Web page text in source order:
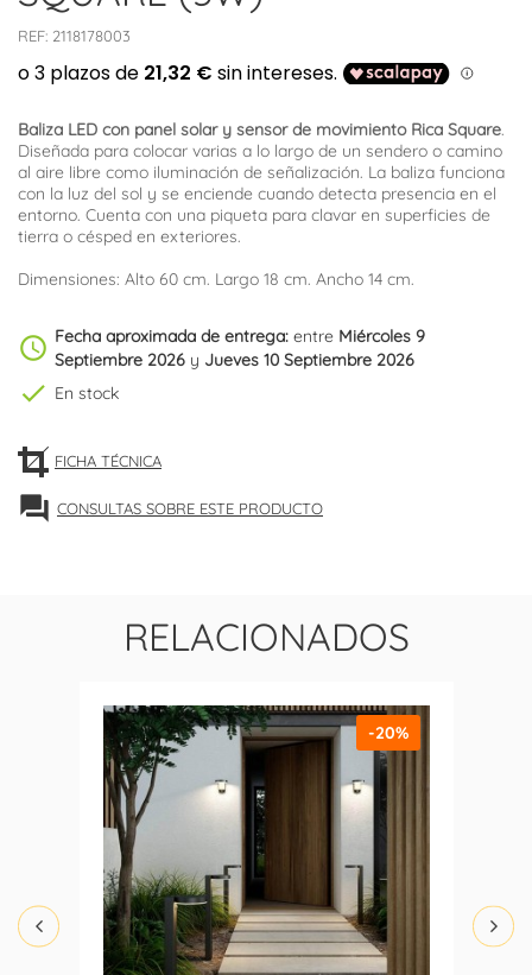
REF: 2118178003
Baliza LED con panel solar y sensor de movimiento Rica Square.
Diseñada para colocar varias a lo largo de un sendero o camino
al aire libre como iluminación de señalización. La baliza funciona
con la luz del sol y se enciende cuando detecta presencia en el
entorno. Cuenta con una piqueta para clavar en superficies de
tierra o césped en exteriores.
Dimensiones: Alto 60 cm. Largo 18 cm. Ancho 14 cm.
schedule Fecha aproximada de entrega: entre Miércoles 9
Septiembre 2026 y Jueves 10 Septiembre 2026
check En stock
FICHA TÉCNICA
forum CONSULTAS SOBRE ESTE PRODUCTO
RELACIONADOS
-20%